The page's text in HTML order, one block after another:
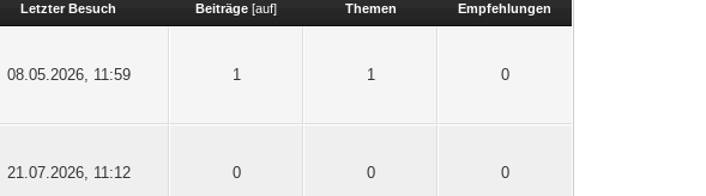
Letzter Besuch Beiträge [auf] Themen Empfehlungen
08.05.2026, 11:59 1 1 0
21.07.2026, 11:12 0 0 0